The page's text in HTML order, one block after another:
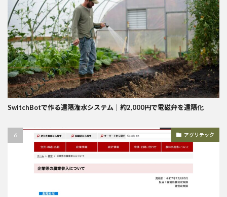
SwitchBotで作る遠隔潅水システム｜約2,000円で電磁弁を遠隔化
アグリテック